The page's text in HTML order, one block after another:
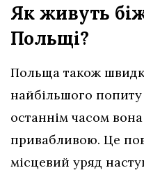
Як живуть
Польщі?
Польща також
найбільшого попиту
останнім часом
привабливою. Це
місцевий уряд